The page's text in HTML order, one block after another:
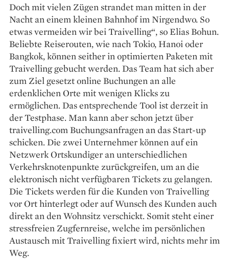
Doch mit vielen Zügen strandet man mitten in der
Nacht an einem kleinen Bahnhof im Nirgendwo. So
etwas vermeiden wir bei Traivelling“, so Elias Bohun.
Beliebte Reiserouten, wie nach Tokio, Hanoi oder
Bangkok, können seither in optimierten Paketen mit
Traivelling gebucht werden. Das Team hat sich aber
zum Ziel gesetzt online Buchungen an alle
erdenklichen Orte mit wenigen Klicks zu
ermöglichen. Das entsprechende Tool ist derzeit in
der Testphase. Man kann aber schon jetzt über
traivelling.com Buchungsanfragen an das Start-up
schicken. Die zwei Unternehmer können auf ein
Netzwerk Ortskundiger an unterschiedlichen
Verkehrsknotenpunkte zurückgreifen, um an die
elektronisch nicht verfügbaren Tickets zu gelangen.
Die Tickets werden für die Kunden von Traivelling
vor Ort hinterlegt oder auf Wunsch des Kunden auch
direkt an den Wohnsitz verschickt. Somit steht einer
stressfreien Zugfernreise, welche im persönlichen
Austausch mit Traivelling fixiert wird, nichts mehr im
Weg.